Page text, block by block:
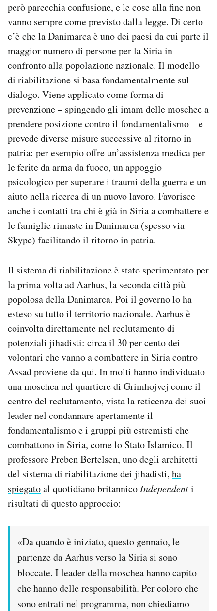
però parecchia confusione, e le cose alla fine non
vanno sempre come previsto dalla legge. Di certo
c’è che la Danimarca è uno dei paesi da cui parte il
maggior numero di persone per la Siria in
confronto alla popolazione nazionale. Il modello
di riabilitazione si basa fondamentalmente sul
dialogo. Viene applicato come forma di
prevenzione – spingendo gli imam delle moschee a
prendere posizione contro il fondamentalismo – e
prevede diverse misure successive al ritorno in
patria: per esempio offre un’assistenza medica per
le ferite da arma da fuoco, un appoggio
psicologico per superare i traumi della guerra e un
aiuto nella ricerca di un nuovo lavoro. Favorisce
anche i contatti tra chi è già in Siria a combattere e
le famiglie rimaste in Danimarca (spesso via
Skype) facilitando il ritorno in patria.
Il sistema di riabilitazione è stato sperimentato per
la prima volta ad Aarhus, la seconda città più
popolosa della Danimarca. Poi il governo lo ha
esteso su tutto il territorio nazionale. Aarhus è
coinvolta direttamente nel reclutamento di
potenziali jihadisti: circa il 30 per cento dei
volontari che vanno a combattere in Siria contro
Assad proviene da qui. In molti hanno individuato
una moschea nel quartiere di Grimhojvej come il
centro del reclutamento, vista la reticenza dei suoi
leader nel condannare apertamente il
fondamentalismo e i gruppi più estremisti che
combattono in Siria, come lo Stato Islamico. Il
professore Preben Bertelsen, uno degli architetti
del sistema di riabilitazione dei jihadisti, ha
spiegatoal quotidiano britannicoIndependenti
risultati di questo approccio:
«Da quando è iniziato, questo gennaio, le
partenze da Aarhus verso la Siria si sono
bloccate. I leader della moschea hanno capito
che hanno delle responsabilità. Per coloro che
sono entrati nel programma, non chiediamo